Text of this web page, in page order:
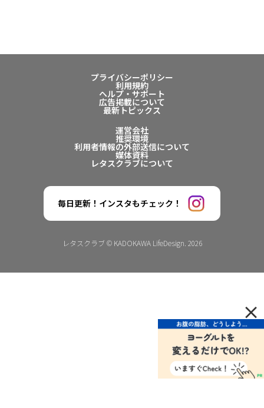
プライバシーポリシー
利用規約
ヘルプ・サポート
広告掲載について
最新トピックス
運営会社
推奨環境
利用者情報の外部送信について
媒体資料
レタスクラブについて
毎日更新！インスタもチェック！
レタスクラブ © KADOKAWA LifeDesign. 2026
×